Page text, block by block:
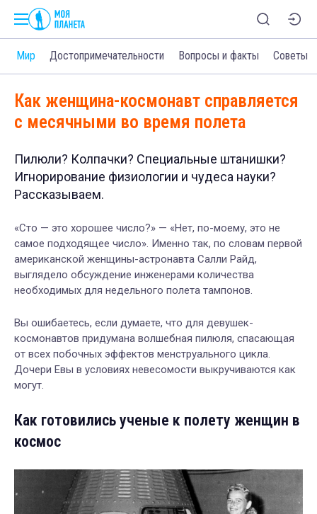
Мир Достопримечательности Вопросы и факты Советы
Как женщина-космонавт справляется
с месячными во время полета
Пилюли? Колпачки? Специальные штанишки?
Игнорирование физиологии и чудеса науки?
Рассказываем.
«Сто — это хорошее число?» — «Нет, по-моему, это не
самое подходящее число». Именно так, по словам первой
американской женщины-астронавта Салли Райд,
выглядело обсуждение инженерами количества
необходимых для недельного полета тампонов.
Вы ошибаетесь, если думаете, что для девушек-
космонавтов придумана волшебная пилюля, спасающая
от всех побочных эффектов менструального цикла.
Дочери Евы в условиях невесомости выкручиваются как
могут.
Как готовились ученые к полету женщин в
космос